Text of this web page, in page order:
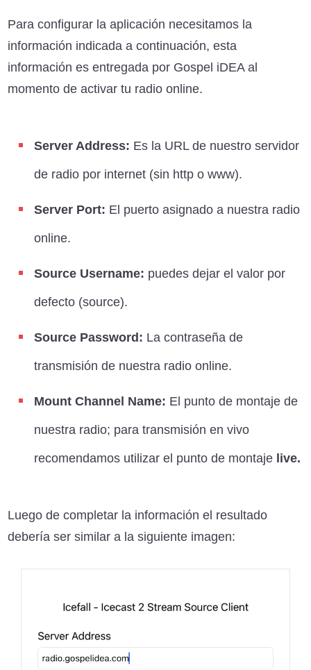
Para configurar la aplicación necesitamos la
información indicada a continuación, esta
información es entregada por Gospel iDEA al
momento de activar tu radio online.
Server Address: Es la URL de nuestro servidor
de radio por internet (sin http o www).
Server Port: El puerto asignado a nuestra radio
online.
Source Username: puedes dejar el valor por
defecto (source).
Source Password: La contraseña de
transmisión de nuestra radio online.
Mount Channel Name: El punto de montaje de
nuestra radio; para transmisión en vivo
recomendamos utilizar el punto de montaje live.
Luego de completar la información el resultado
debería ser similar a la siguiente imagen: